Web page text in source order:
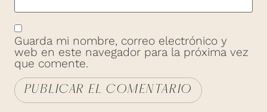
Guarda mi nombre, correo electrónico y
web en este navegador para la próxima vez
que comente.